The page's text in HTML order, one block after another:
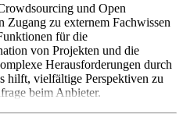
und Open
Zugang zu externem Fachwissen
für die
von Projekten und die
Herausforderungen durch
hilft, vielfältige Perspektiven zu
beim Anbieter.